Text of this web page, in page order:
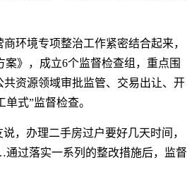
环境专项整治工作紧密结合起来，
》，成立6个监督检查组，重点围
资源领域审批监管、交易出让、开
式”监督检查。
，办理二手房过户要好几天时间，
过落实一系列的整改措施后，监督